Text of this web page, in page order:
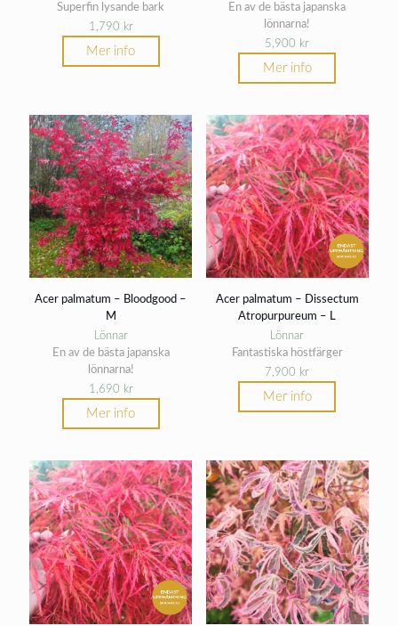
Superfin lysande bark
1,790 kr
Mer info
En av de bästa japanska
lönnarna!
5,900 kr
Mer info
Acer palmatum – Bloodgood –
M
Lönnar
En av de bästa japanska
lönnarna!
1,690 kr
Mer info
Acer palmatum – Dissectum
Atropurpureum – L
Lönnar
Fantastiska höstfärger
7,900 kr
Mer info